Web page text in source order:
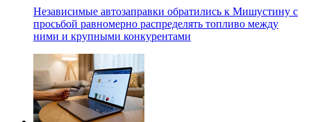
Независимые автозаправки обратились к Мишустину с
просьбой равномерно распределять топливо между
ними и крупными конкурентами